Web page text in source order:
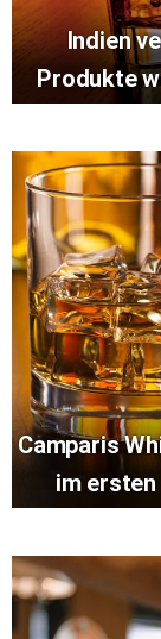
Indien
Produkte
Camparis
im ersten